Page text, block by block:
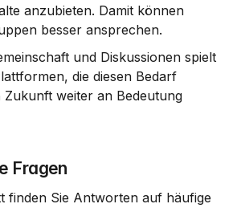
anzubieten. Damit können
besser ansprechen.
und Diskussionen spielt
die diesen Bedarf
weiter an Bedeutung
Fragen
finden Sie Antworten auf häufige